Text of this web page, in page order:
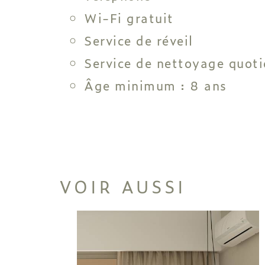
Wi-Fi gratuit
Service de réveil
Service de nettoyage
Âge minimum : 8 ans
VOIR AUSSI